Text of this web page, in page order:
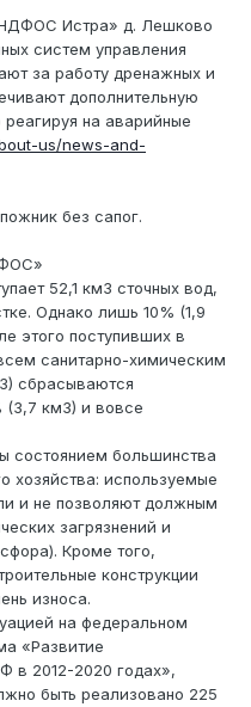
Истра» д. Лешково
систем управления
за работу дренажных и
дополнительную
на аварийные
us/news-and-
без сапог.
52,1 км3 сточных вод,
Однако лишь 10% (1,9
этого поступивших в
санитарно-химическим
сбрасываются
(3,7 км3) и вовсе
состоянием большинства
хозяйства: используемые
и не позволяют должным
загрязнений и
Кроме того,
конструкции
износа.
на федеральном
«Развитие
в 2012-2020 годах»,
быть реализовано 225